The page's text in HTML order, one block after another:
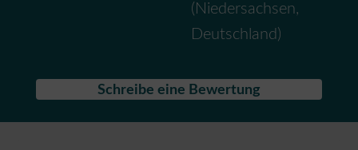
( Niedersachsen,
Deutschland )
Schreibe eine Bewertung